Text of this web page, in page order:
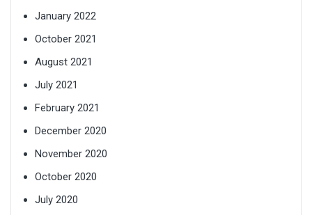
January 2022
October 2021
August 2021
July 2021
February 2021
December 2020
November 2020
October 2020
July 2020